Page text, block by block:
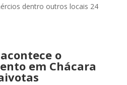
dentro outros locais 24
o
em Chácara